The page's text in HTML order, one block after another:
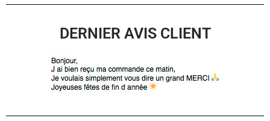
DERNIER AVIS CLIENT